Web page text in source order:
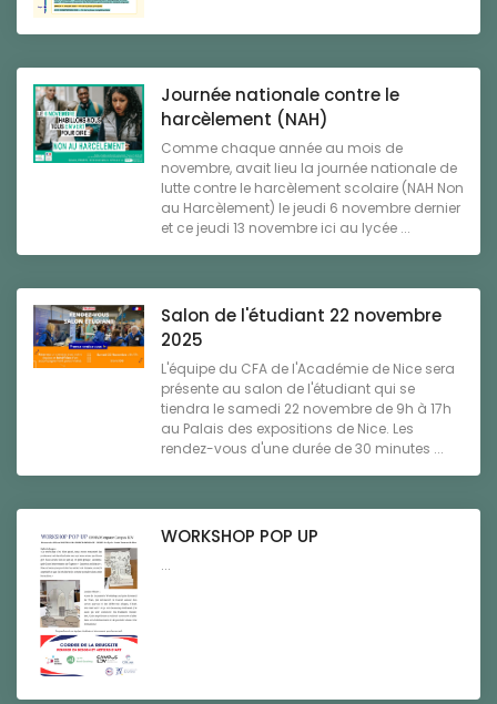
Journée nationale contre le
harcèlement (NAH)
Comme chaque année au mois de
novembre, avait lieu la journée nationale de
lutte contre le harcèlement scolaire (NAH Non
au Harcèlement) le jeudi 6 novembre dernier
et ce jeudi 13 novembre ici au lycée ...
Salon de l'étudiant 22 novembre
2025
L'équipe du CFA de l'Académie de Nice sera
présente au salon de l'étudiant qui se
tiendra le samedi 22 novembre de 9h à 17h
au Palais des expositions de Nice. Les
rendez-vous d'une durée de 30 minutes ...
WORKSHOP POP UP
...